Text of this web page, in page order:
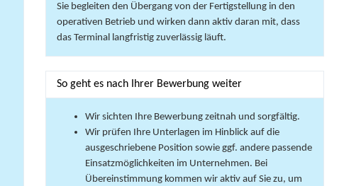
Sie begleiten den Übergang von der Fertigstellung in den
operativen Betrieb und wirken dann aktiv daran mit, dass
das Terminal langfristig zuverlässig läuft.
So geht es nach Ihrer Bewerbung weiter
Wir sichten Ihre Bewerbung zeitnah und sorgfältig.
Wir prüfen Ihre Unterlagen im Hinblick auf die
ausgeschriebene Position sowie ggf. andere passende
Einsatzmöglichkeiten im Unternehmen. Bei
Übereinstimmung kommen wir aktiv auf Sie zu, um